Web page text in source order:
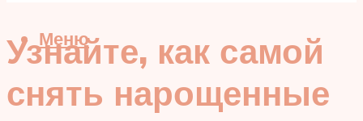
Меню
Узнайте, как самой
снять нарощенные